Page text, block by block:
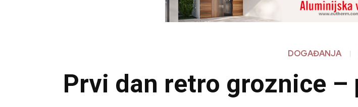
DOGAĐANJA
Prvi dan retro groznice